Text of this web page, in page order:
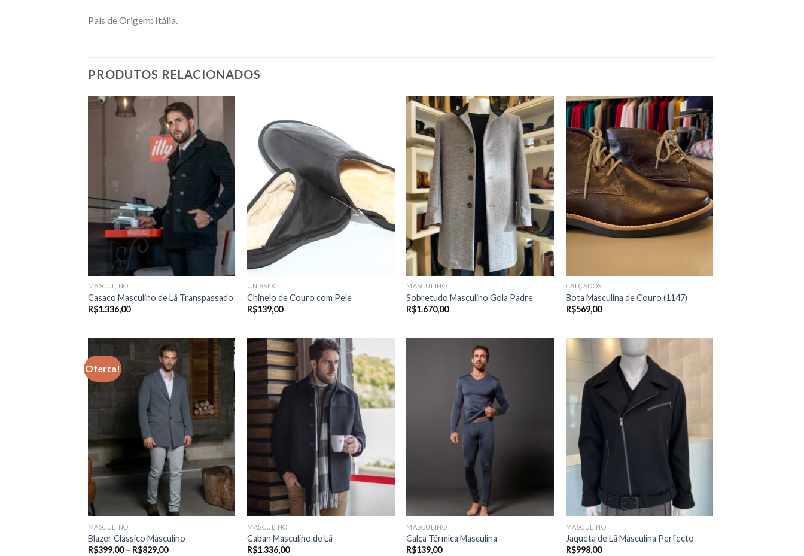
País de Origem: Itália.
PRODUTOS RELACIONADOS
MASCULINO
Casaco Masculino de Lã Transpassado
R$1.336,00
UNISSEX
Chinelo de Couro com Pele
R$139,00
MASCULINO
Sobretudo Masculino Gola Padre
R$1.670,00
CALÇADOS
Bota Masculina de Couro (1147)
R$569,00
Oferta!
MASCULINO
Blazer Clássico Masculino
R$399,00 – R$829,00Price
MASCULINO
Caban Masculino de Lã
R$1.336,00
MASCULINO
Calça Térmica Masculina
R$139,00
MASCULINO
Jaqueta de Lã Masculina Perfecto
R$998,00